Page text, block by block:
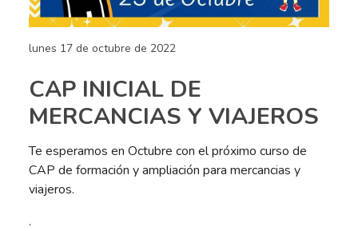
lunes 17 de octubre de 2022
CAP INICIAL DE
MERCANCIAS Y VIAJEROS
Te esperamos en Octubre con el próximo curso de
CAP de formación y ampliación para mercancias y
viajeros.
.